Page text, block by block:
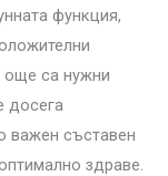
функция,
още са нужни
досега
важен съставен
здраве.